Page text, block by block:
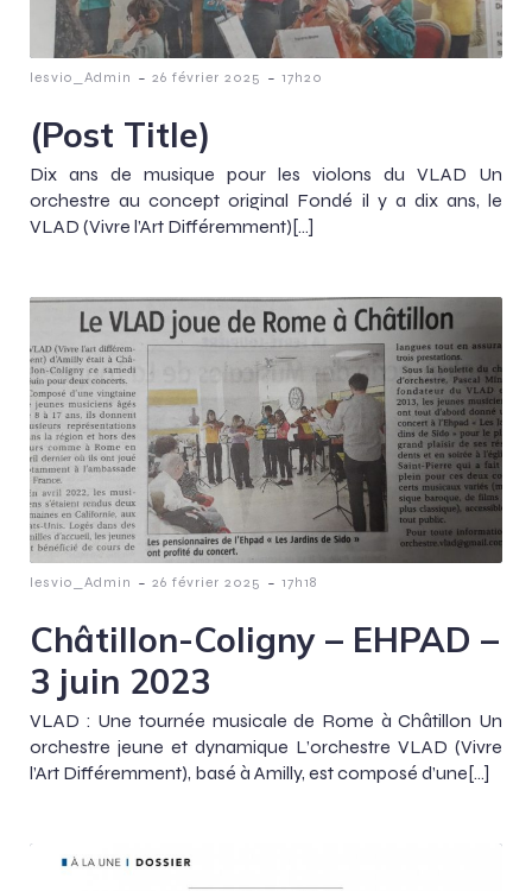
lesvio_Admin - 26 février 2025 - 17h20
(Post Title)
Dix ans de musique pour les violons du VLAD Un
orchestre au concept original Fondé il y a dix ans, le
VLAD (Vivre l’Art Différemment)[…]
lesvio_Admin - 26 février 2025 - 17h18
Châtillon-Coligny – EHPAD –
3 juin 2023
VLAD : Une tournée musicale de Rome à Châtillon Un
orchestre jeune et dynamique L’orchestre VLAD (Vivre
l’Art Différemment), basé à Amilly, est composé d’une[…]